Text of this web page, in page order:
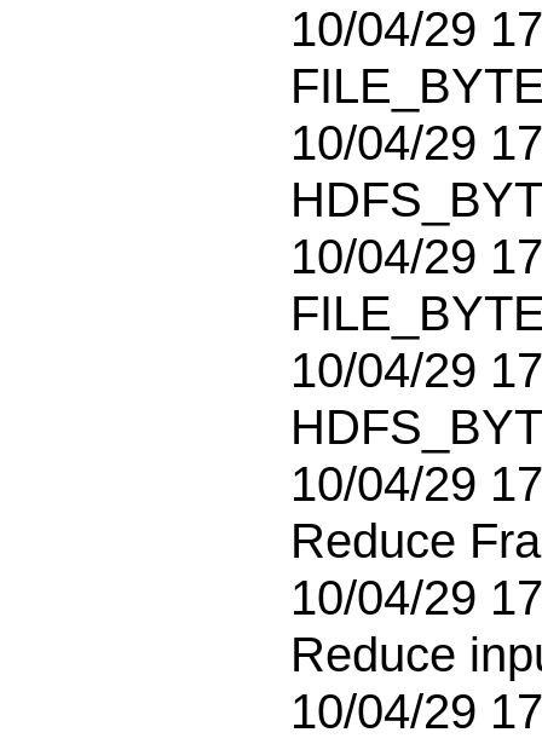
10/04/29
10/04/29
10/04/29
10/04/29
10/04/29
Reduce
10/04/29
Reduce
10/04/29